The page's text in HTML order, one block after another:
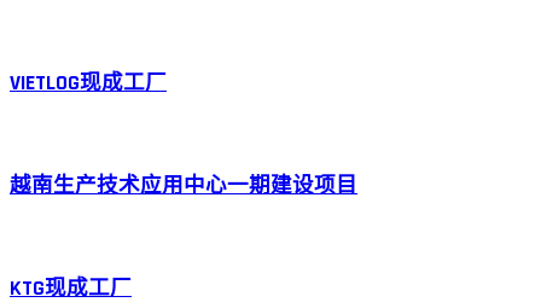
VIETLOG现成工厂
越南生产技术应用中心一期建设项目
KTG现成工厂